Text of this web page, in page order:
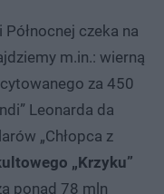
czeka na
m.in.: wierną
za 450
Leonarda da
„Chłopca z
„Krzyku”
ponad 78 mln